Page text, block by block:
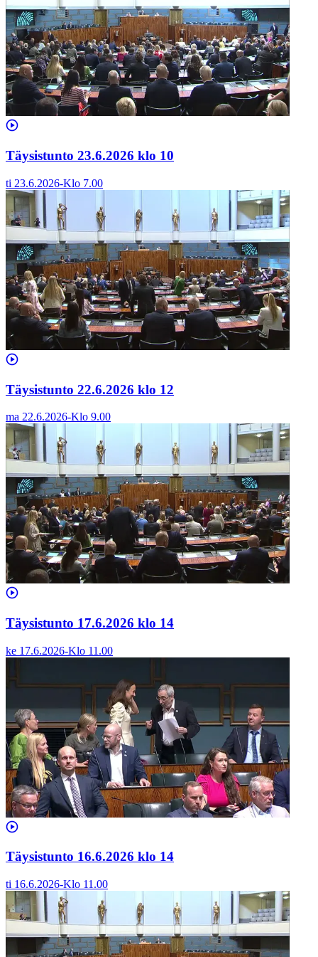
Täysistunto 23.6.2026 klo 10
ti 23.6.2026-Klo 7.00
Täysistunto 22.6.2026 klo 12
ma 22.6.2026-Klo 9.00
Täysistunto 17.6.2026 klo 14
ke 17.6.2026-Klo 11.00
Täysistunto 16.6.2026 klo 14
ti 16.6.2026-Klo 11.00